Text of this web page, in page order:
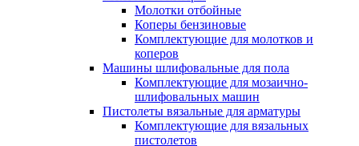
Молотки отбойные
Коперы бензиновые
Комплектующие для молотков и
коперов
Машины шлифовальные для пола
Комплектующие для мозаично-
шлифовальных машин
Пистолеты вязальные для арматуры
Комплектующие для вязальных
пистолетов